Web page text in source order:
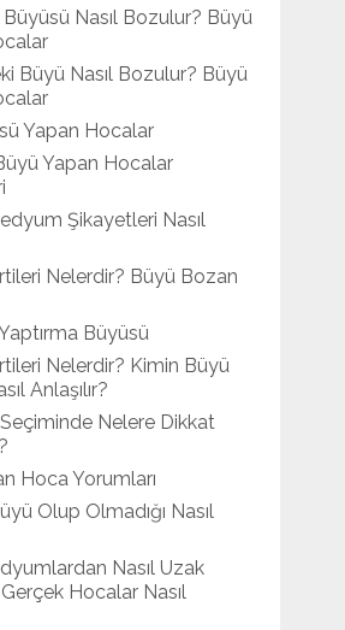
Nasıl Bozulur? Büyü
Büyü Nasıl Bozulur? Büyü
Yapan Hocalar
Yapan Hocalar
Şikayetleri Nasıl
Nelerdir? Büyü Bozan
Büyüsü
Nelerdir? Kimin Büyü
Anlaşılır?
Nelere Dikkat
Hoca Yorumları
Olup Olmadığı Nasıl
Nasıl Uzak
Hocalar Nasıl